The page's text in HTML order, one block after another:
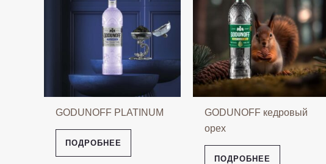
GODUNOFF PLATINUM
ПОДРОБНЕЕ
GODUNOFF кедровый
орех
ПОДРОБНЕЕ